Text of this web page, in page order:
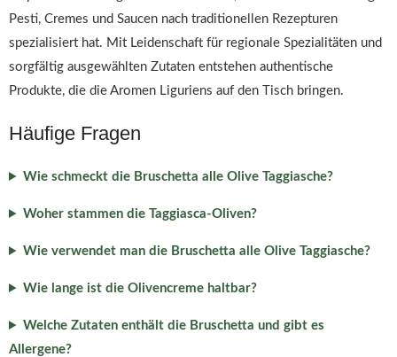
Pesti, Cremes und Saucen nach traditionellen Rezepturen
spezialisiert hat. Mit Leidenschaft für regionale Spezialitäten und
sorgfältig ausgewählten Zutaten entstehen authentische
Produkte, die die Aromen Liguriens auf den Tisch bringen.
Häufige Fragen
Wie schmeckt die Bruschetta alle Olive Taggiasche?
Woher stammen die Taggiasca-Oliven?
Wie verwendet man die Bruschetta alle Olive Taggiasche?
Wie lange ist die Olivencreme haltbar?
Welche Zutaten enthält die Bruschetta und gibt es
Allergene?